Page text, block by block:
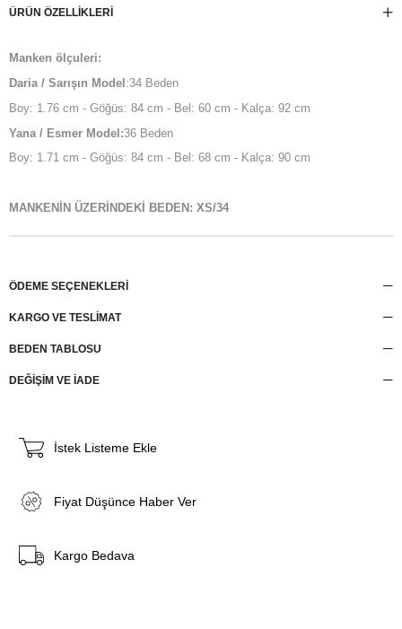
ÜRÜN ÖZELLIKLERI
Manken ölçuleri:
Daria / Sarışın Model :34 Beden
Boy: 1.76 cm - Göğüs: 84 cm - Bel: 60 cm - Kalça: 92 cm
Yana / Esmer Model:36 Beden
Boy: 1.71 cm - Göğüs: 84 cm - Bel: 68 cm - Kalça: 90 cm
MANKENİN ÜZERİNDEKİ BEDEN: XS/34
ÖDEME SEÇENEKLERI
KARGO VE TESLİMAT
BEDEN TABLOSU
DEĞİŞİM VE İADE
İstek Listeme Ekle
Fiyat Düşünce Haber Ver
Kargo Bedava